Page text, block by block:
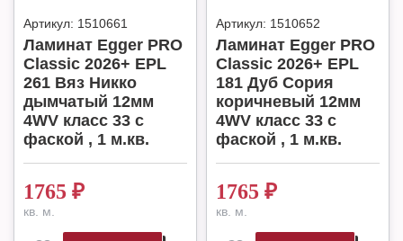
Артикул: 1510661
Ламинат Egger PRO
Classic 2026+ EPL
261 Вяз Никко
дымчатый 12мм
4WV класс 33 с
фаской , 1 м.кв.
1765 ₽
кв. м.
Артикул: 1510652
Ламинат Egger PRO
Classic 2026+ EPL
181 Дуб Сория
коричневый 12мм
4WV класс 33 с
фаской , 1 м.кв.
1765 ₽
кв. м.